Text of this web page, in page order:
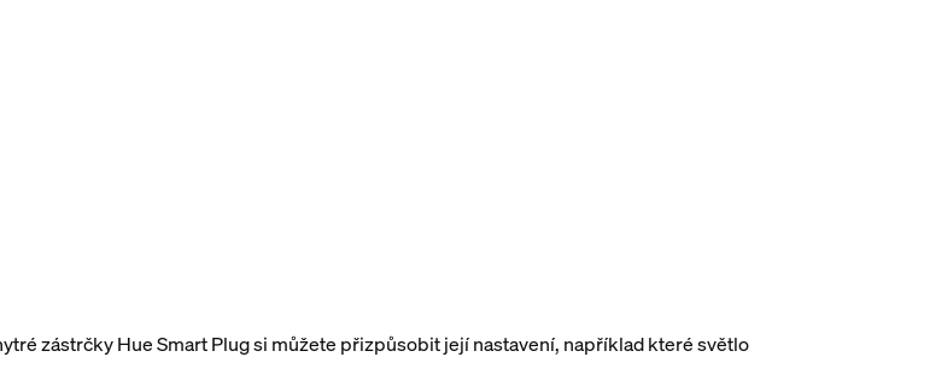
zástrčky Hue Smart Plug si můžete přizpůsobit její nastavení, například které světlo